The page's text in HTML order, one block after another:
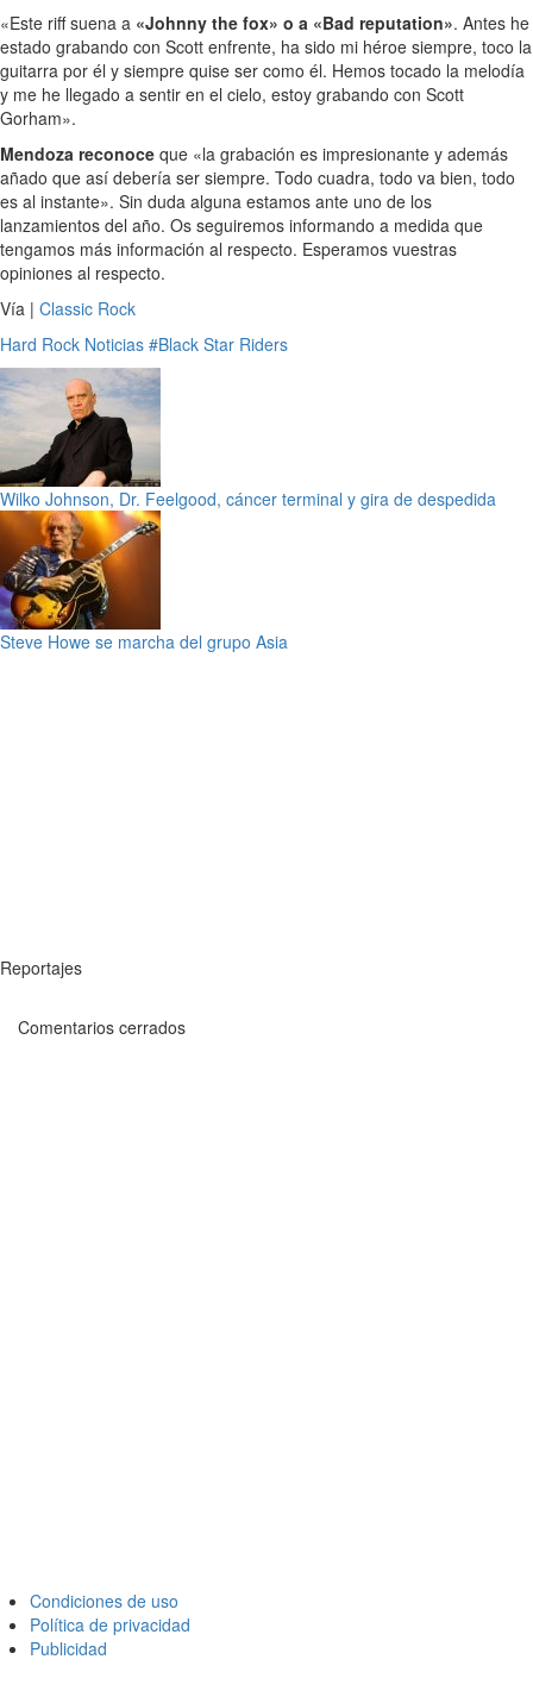
«Este riff suena a «Johnny the fox» o a «Bad reputation». Antes he
estado grabando con Scott enfrente, ha sido mi héroe siempre, toco la
guitarra por él y siempre quise ser como él. Hemos tocado la melodía
y me he llegado a sentir en el cielo, estoy grabando con Scott
Gorham».
Mendoza reconoce que «la grabación es impresionante y además
añado que así debería ser siempre. Todo cuadra, todo va bien, todo
es al instante». Sin duda alguna estamos ante uno de los
lanzamientos del año. Os seguiremos informando a medida que
tengamos más información al respecto. Esperamos vuestras
opiniones al respecto.
Vía | Classic Rock
Hard Rock Noticias #Black Star Riders
Wilko Johnson, Dr. Feelgood, cáncer terminal y gira de despedida
Steve Howe se marcha del grupo Asia
Reportajes
Comentarios cerrados
Condiciones de uso
Política de privacidad
Publicidad